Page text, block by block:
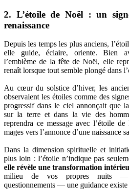
2. L’étoile de Noël : un
renaissance
Depuis les temps les plus anciens,
elle guide, éclaire, oriente. Bien
l’emblème de la fête de Noël, elle
renaît lorsque tout semble plongé dans
Au cœur du solstice d’hiver, les
observaient les étoiles comme des
progressif dans le ciel annonçait que
sur la terre et dans la vie des
reprendra ce message avec l’étoile
mages vers l’annonce d’une naissance
Dans la dimension spirituelle et
plus loin : l’étoile n’indique pas
elle révèle une transformation
milieu de vos propres nuits —
questionnements — une guidance